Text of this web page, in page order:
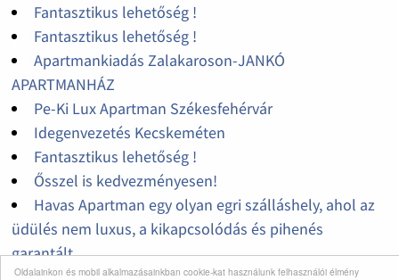
Oldalainkon és mobil alkalmazásainkban cookie-kat használunk felhasználói élmény
Fantasztikus lehetőség !
Fantasztikus lehetőség !
Apartmankiadás Zalakaroson-JANKÓ
APARTMANHÁZ
Pe-Ki Lux Apartman Székesfehérvár
Idegenvezetés Kecskeméten
Fantasztikus lehetőség !
Ősszel is kedvezményesen!
Havas Apartman egy olyan egri szálláshely, ahol az
üdülés nem luxus, a kikapcsolódás és pihenés
garantált.